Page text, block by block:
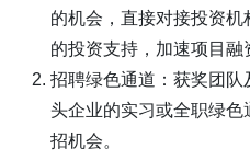
的机会，直接对接投资
的投资支持，加速项目融
招聘绿色通道：获奖团
头企业的实习或全职绿
招机会。